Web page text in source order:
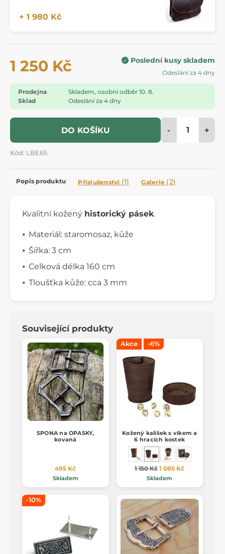
+ 1 980 Kč
1 250 Kč Poslední kusy skladem
Odeslání za 4 dny
Prodejna
Skladem, osobní odběr 10. 8.
Sklad
Odeslání za 4 dny
DO KOŠÍKU - +
Kód: LBE65
Popis produktu Příslušenství (1) Galerie (2)
Kvalitní kožený historický pásek.
Materiál: staromosaz, kůže
Šířka: 3 cm
Celková délka 160 cm
Tloušťka kůže: cca 3 mm
Související produkty
SPONA na OPASKY,
kovaná
495 Kč
Skladem
Akce -6%
Kožený kalíšek s víkem a
6 hracích kostek
1 150 Kč 1 085 Kč
Skladem
-10%